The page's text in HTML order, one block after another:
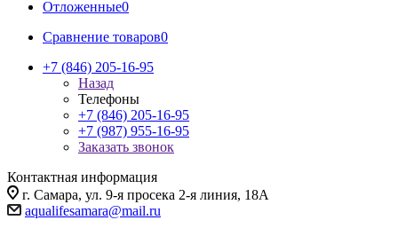
Отложенные0
Сравнение товаров0
+7 (846) 205-16-95
Назад
Телефоны
+7 (846) 205-16-95
+7 (987) 955-16-95
Заказать звонок
Контактная информация
г. Самара, ул. 9-я просека 2-я линия, 18А
aqualifesamara@mail.ru